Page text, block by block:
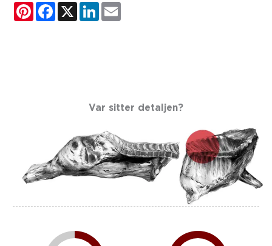
PinterestFacebook
X LinkedIn
Var sitter detaljen?